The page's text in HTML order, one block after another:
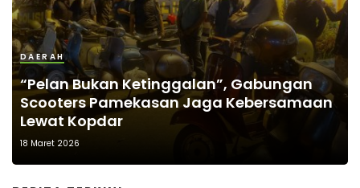
DAERAH
“Pelan Bukan Ketinggalan”, Gabungan
Scooters Pamekasan Jaga Kebersamaan
Lewat Kopdar
18 Maret 2026